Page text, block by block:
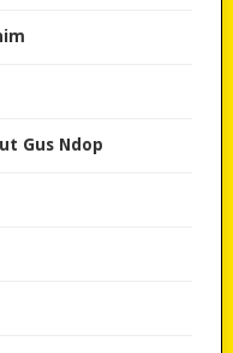
Gus Ndop